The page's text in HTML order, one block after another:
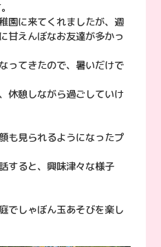
園に来てくれましたが、週
甘えんぼなお友達が多かっ
ってきたので、暑いだけで
休憩しながら過ごしていけ
も見られるようになったプ
すると、興味津々な様子
でしゃぼん玉あそびを楽し